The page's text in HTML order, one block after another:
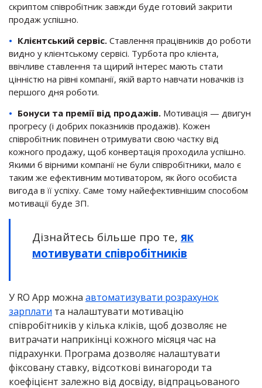
скриптом співробітник завжди буде готовий закрити
продаж успішно.
Клієнтський сервіс. Ставлення працівників до роботи
видно у клієнтському сервісі. Турбота про клієнта,
ввічливе ставлення та щирий інтерес мають стати
цінністю на рівні компанії, якій варто навчати новачків із
першого дня роботи.
Бонуси та премії від продажів. Мотивація — двигун
прогресу (і добрих показників продажів). Кожен
співробітник повинен отримувати свою частку від
кожного продажу, щоб конвертація проходила успішно.
Якими б вірними компанії не були співробітники, мало є
таким же ефективним мотиватором, як його особиста
вигода в її успіху. Саме тому найефективнішим способом
мотивації буде ЗП.
Дізнайтесь більше про те, як
мотивувати співробітників
У RO App можна автоматизувати розрахунок
зарплати та налаштувати мотивацію
співробітників у кілька кліків, щоб дозволяє не
витрачати наприкінці кожного місяця час на
підрахунки. Програма дозволяє налаштувати
фіксовану ставку, відсоткові винагороди та
коефіцієнт залежно від досвіду, відпрацьованого